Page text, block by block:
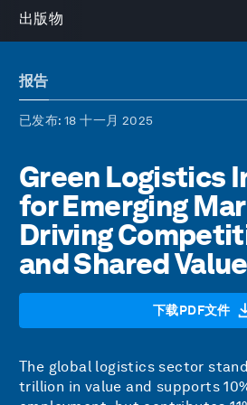
出版物
报告
已发布: 18 十一月 2025
Green Logistics
for Emerging
Driving
and Shared Value
下载PDF文件
The global logistics sector
trillion in value and supports